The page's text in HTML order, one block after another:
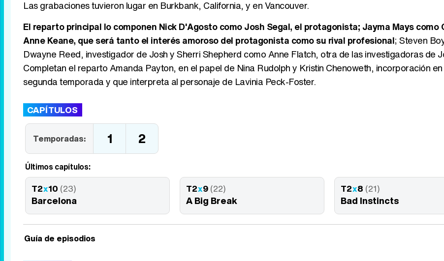
Las grabaciones tuvieron lugar en Burkbank, California, y en Vancouver.
El reparto principal lo componen Nick D'Agosto como Josh Segal, el protagonista; Jayma Mays como
Anne Keane, que será tanto el interés amoroso del protagonista como su rival profesional; Steven
Dwayne Reed, investigador de Josh y Sherri Shepherd como Anne Flatch, otra de las investigadoras de
Completan el reparto Amanda Payton, en el papel de Nina Rudolph y Kristin Chenoweth, incorporación
segunda temporada y que interpreta al personaje de Lavinia Peck-Foster.
CAPÍTULOS
Temporadas: 1 2
Últimos capítulos:
T2x10 (23)
Barcelona
T2x9 (22)
A Big Break
T2x8 (21)
Bad Instincts
Guía de episodios